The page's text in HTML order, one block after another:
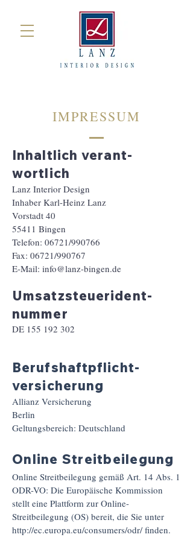
Inhaltlich verant­
wortlich
Lanz Interior Design
Inhaber Karl-Heinz Lanz
Vorstadt 40
55411 Bingen
Telefon: 06721/990766
Fax: 06721/990767
E-Mail: info@lanz-bingen.de
Umsatzsteuer­ident­
nummer
DE 155 192 302
Berufshaftpflicht­
versicherung
Allianz Versicherung
Berlin
Geltungsbereich: Deutschland
Online Streitbeilegung
Online Streitbeilegung gemäß Art. 14 Abs. 1
ODR-VO: Die Europäische Kommission
stellt eine Plattform zur Online-
Streitbeilegung (OS) bereit, die Sie unter
http://ec.europa.eu/consumers/odr/finden.
IMPRESSUM